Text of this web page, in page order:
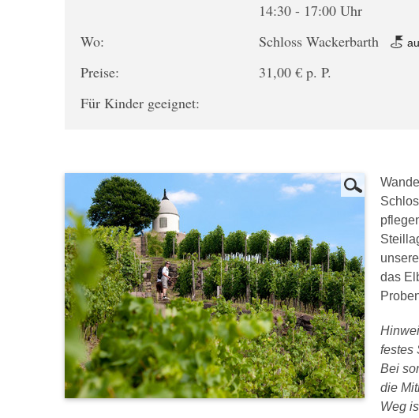
14:30 - 17:00 Uhr
Wo:
Schloss Wackerbarth
Preise:
31,00 € p. P.
Für Kinder geeignet:
das
festes
Bei
die
Weg